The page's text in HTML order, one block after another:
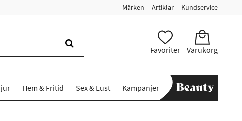
Märken Artiklar Kundservice
Favoriter Varukorg
Hem & Fritid Sex & Lust Kampanjer